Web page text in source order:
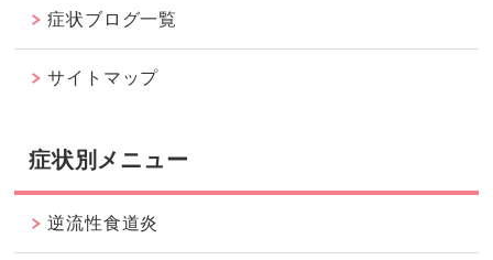
症状ブログ一覧
サイトマップ
症状別メニュー
逆流性食道炎